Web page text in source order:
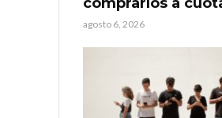
agosto 6, 2026